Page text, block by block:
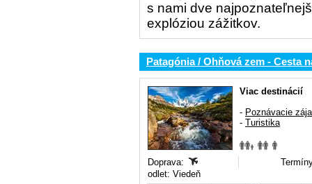
s nami dve
explóziou zážitkov.
Patagónia / Ohňová zem - Cesta
Viac destinácií
- Poznávacie
- Turistika
Doprava:
odlet: Viedeň